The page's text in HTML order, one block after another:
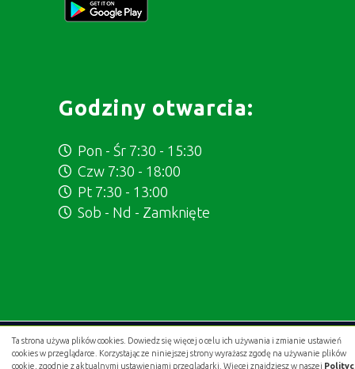
Ta strona używa plików cookies. Dowiedz się więcej o celu ich używania i zmianie ustawień
cookies w przeglądarce. Korzystając ze niniejszej strony wyrażasz zgodę na używanie plików
cookie, zgodnie z aktualnymi ustawieniami przeglądarki. Więcej znajdziesz w naszej
Godziny otwarcia:
Pon - Śr 7:30 - 15:30
Czw 7:30 - 18:00
Pt 7:30 - 13:00
Sob - Nd - Zamknięte
Projekt i wykonanie:.gold studio digital